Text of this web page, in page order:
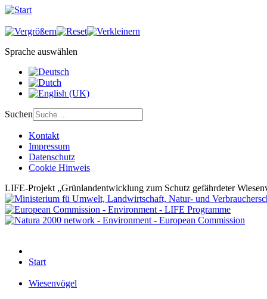
Sprache auswählen
Suchen
Kontakt
Impressum
Datenschutz
Cookie Hinweis
LIFE-Projekt „Grünlandentwicklung zum Schutz gefährdeter
Start
Wiesenvögel